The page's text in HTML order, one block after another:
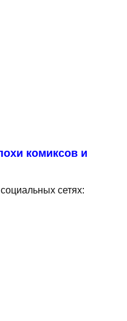
комиксов и
сетях: